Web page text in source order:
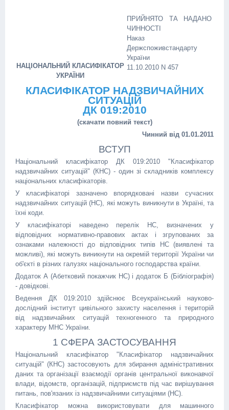
ПРИЙНЯТО ТА НАДАНО
ЧИННОСТІ
Наказ
Держспоживстандарту
України
11.10.2010 N 457
НАЦІОНАЛЬНИЙ КЛАСИФІКАТОР
УКРАЇНИ
КЛАСИФІКАТОР НАДЗВИЧАЙНИХ
СИТУАЦІЙ
ДК 019:2010
(скачати повний текст)
Чинний від 01.01.2011
ВСТУП
Національний класифікатор ДК 019:2010 "Класифікатор
надзвичайних ситуацій" (КНС) - один зі складників комплексу
національних класифікаторів.
У класифікаторі зазначено впорядковані назви сучасних
надзвичайних ситуацій (НС), які можуть виникнути в Україні, та
їхні коди.
У класифікаторі наведено перелік НС, визначених у
відповідних нормативно-правових актах і згрупованих за
ознаками належності до відповідних типів НС (виявлені та
можливі), які можуть виникнути на окремій території України чи
об'єкті в різних галузях національного господарства країни.
Додаток А (Абетковий покажчик НС) і додаток Б (Бібліографія)
- довідкові.
Ведення ДК 019:2010 здійснює Всеукраїнський науково-
дослідний інститут цивільного захисту населення і територій
від надзвичайних ситуацій техногенного та природного
характеру МНС України.
1 СФЕРА ЗАСТОСУВАННЯ
Національний класифікатор "Класифікатор надзвичайних
ситуацій" (КНС) застосовують для збирання адміністративних
даних та організації взаємодії органів центральної виконавчої
влади, відомств, організацій, підприємств під час вирішування
питань, пов'язаних із надзвичайними ситуаціями (НС).
Класифікатор можна використовувати для машинного